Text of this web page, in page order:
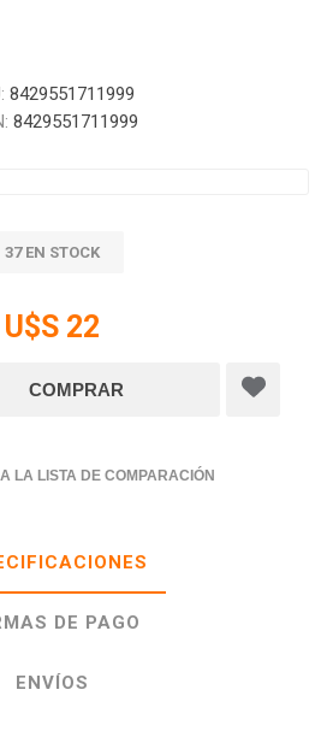
8429551711999
8429551711999
37 EN STOCK
U$S 22
LA LISTA DE COMPARACIÓN
DE PAGO
ENVÍOS